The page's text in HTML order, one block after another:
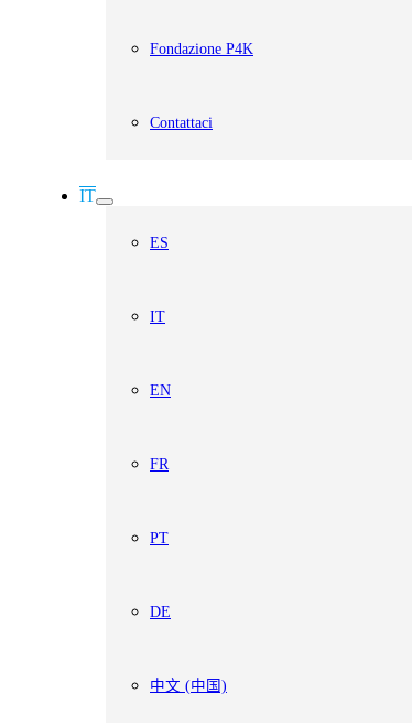
Fondazione P4K
Contattaci
IT
ES
IT
EN
FR
PT
DE
中文 (中国)